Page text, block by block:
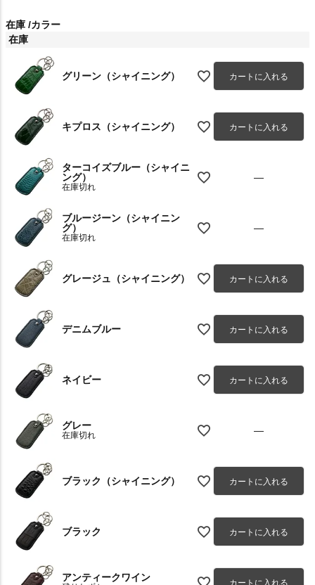
在庫 カラー
在庫
グリーン（シャイニング） カートに入れる
キプロス（シャイニング） カートに入れる
ターコイズブルー（シャイニ
ング）
在庫切れ
—
ブルージーン（シャイニン
グ）
在庫切れ
—
グレージュ（シャイニング） カートに入れる
デニムブルー カートに入れる
ネイビー カートに入れる
グレー
在庫切れ —
ブラック（シャイニング） カートに入れる
ブラック カートに入れる
アンティークワイン
カートに入れる